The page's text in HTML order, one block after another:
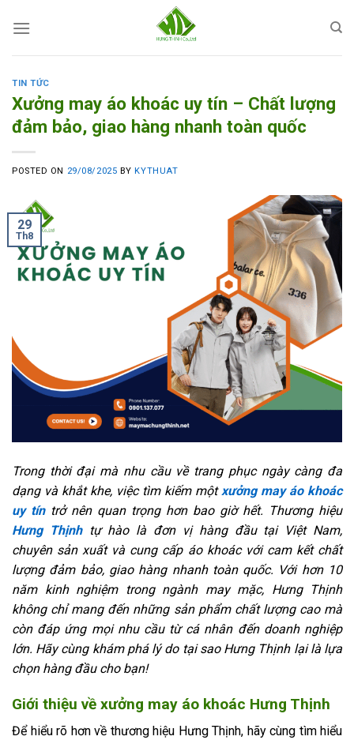
TIN TỨC
Xưởng may áo khoác uy tín – Chất lượng
đảm bảo, giao hàng nhanh toàn quốc
POSTED ON 29/08/2025 BYKYTHUAT
29
Th8
Trong thời đại mà nhu cầu về trang phục ngày càng đa
dạng và khắt khe, việc tìm kiếm mộtxưởng may áo khoác
uy tín trở nên quan trọng hơn bao giờ hết. Thương hiệu
Hưng Thịnhtự hào là đơn vị hàng đầu tại Việt Nam,
chuyên sản xuất và cung cấp áo khoác với cam kết chất
lượng đảm bảo, giao hàng nhanh toàn quốc. Với hơn 10
năm kinh nghiệm trong ngành may mặc, Hưng Thịnh
không chỉ mang đến những sản phẩm chất lượng cao mà
còn đáp ứng mọi nhu cầu từ cá nhân đến doanh nghiệp
lớn. Hãy cùng khám phá lý do tại sao Hưng Thịnh lại là lựa
chọn hàng đầu cho bạn!
Giới thiệu về xưởng may áo khoác Hưng Thịnh
Để hiểu rõ hơn về thương hiệu Hưng Thịnh, hãy cùng tìm hiểu